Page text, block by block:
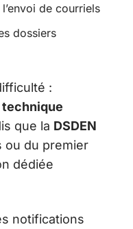
de courriels
dossiers
:
que la DSDEN
ou du premier
dédiée
notifications